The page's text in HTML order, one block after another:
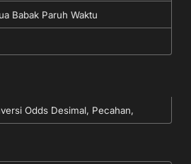
Babak Paruh Waktu
Odds Desimal, Pecahan,